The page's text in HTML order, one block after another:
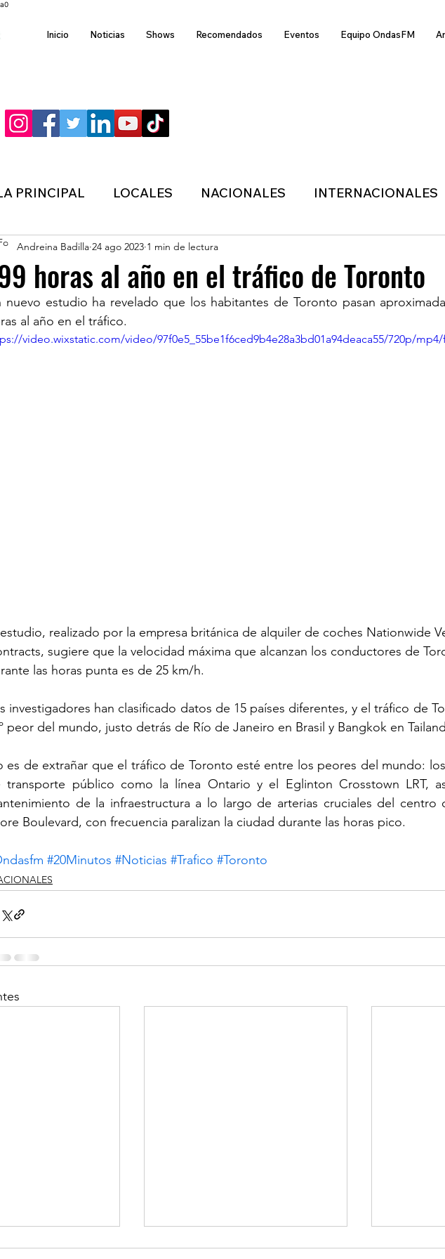
Inicio Noticias Shows Recomendados Eventos Equipo OndasFM
PRINCIPAL LOCALES NACIONALES INTERNACIONALES
FINANZAS ECONÓMICA
INMIGRACION POLÍTICA ONDASFM CLIMA
horas al año en el tráfico de Toronto
Andreina Badilla 24 ago 2023 1 min de lectura
nuevo estudio ha revelado que los habitantes de Toronto pasan
al año en el tráfico.
video.wixstatic.com/video/97f0e5_55be1f6ced9b4e28a3bd01a94deaca55/720p/
realizado por la empresa británica de alquiler de coches Nationwide
sugiere que la velocidad máxima que alcanzan los conductores de
las horas punta es de 25 km/h.
investigadores han clasificado datos de 15 países diferentes, y el tráfico de
peor del mundo, justo detrás de Río de Janeiro en Brasil y Bangkok en
es de extrañar que el tráfico de Toronto esté entre los peores del mundo:
transporte público como la línea Ontario y el Eglinton Crosstown LRT,
de la infraestructura a lo largo de arterias cruciales del centro
Boulevard, con frecuencia paralizan la ciudad durante las horas pico.
#20Minutos #Noticias #Trafico #Toronto